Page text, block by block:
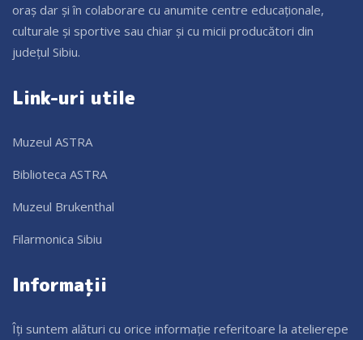
oraș dar și în colaborare cu anumite centre educaționale,
culturale și sportive sau chiar și cu micii producători din
județul Sibiu.
Link-uri utile
Muzeul ASTRA
Biblioteca ASTRA
Muzeul Brukenthal
Filarmonica Sibiu
Informații
Îți suntem alături cu orice informație referitoare la atelierepe